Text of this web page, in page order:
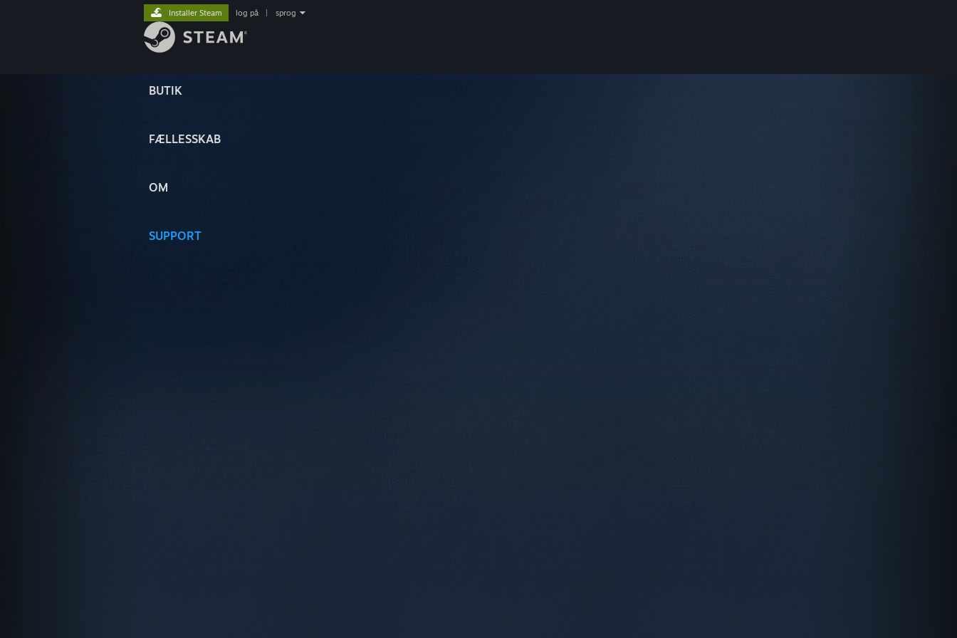
BUTIK
FÆLLESSKAB
OM
SUPPORT
Installer Steam log på sprog